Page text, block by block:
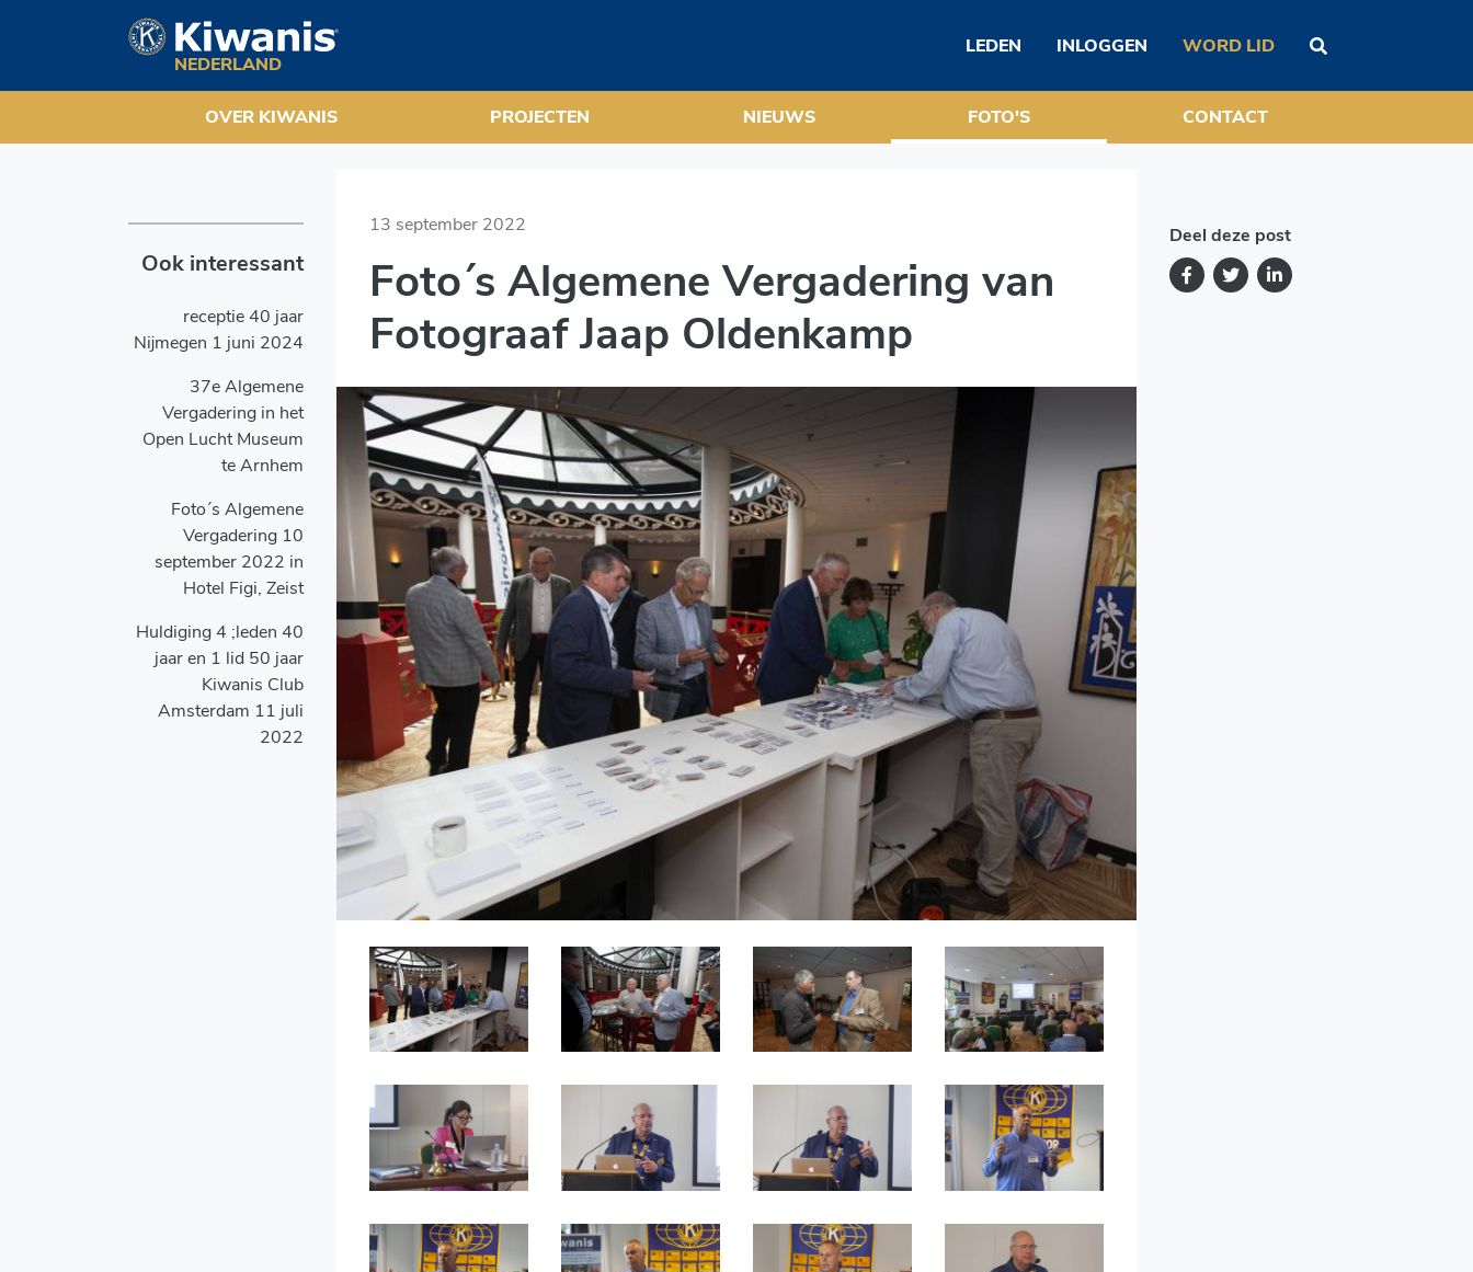
Foto´s Algemene Vergadering van Fotograaf Jaap Oldenkamp
NEDERLAND
LEDEN INLOGGEN WORD LID
OVER KIWANIS PROJECTEN NIEUWS FOTO'S CONTACT
13 september 2022
Foto´s Algemene Vergadering van
Fotograaf Jaap Oldenkamp
Deel deze post
Ook interessant
receptie 40 jaar
Nijmegen 1 juni 2024
37e Algemene
Vergadering in het
Open Lucht Museum
te Arnhem
Foto´s Algemene
Vergadering 10
september 2022 in
Hotel Figi, Zeist
Huldiging 4 ;leden 40
jaar en 1 lid 50 jaar
Kiwanis Club
Amsterdam 11 juli
2022